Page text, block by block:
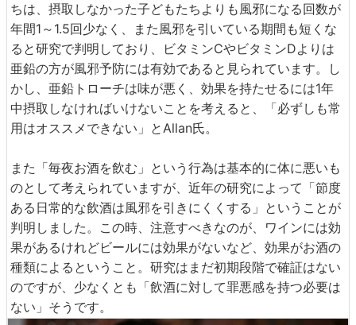
ちは、摂取しなかった子どもたちよりも風邪になる回数が
年間1～1.5回少なく、また風邪を引いている期間も短くな
ると研究で判明しており、ビタミンCやビタミンDよりは
亜鉛の方が風邪予防には有効であると見られています。し
かし、亜鉛トローチは味が悪く、効果を持たせるには1年
中摂取しなければいけないことを考えると、「必ずしも常
用はオススメできない」とAllan氏。
また「毎夜お酒を飲む」という行為は基本的に体に悪いも
のとして考えられていますが、近年の研究によって「節度
ある日常的な飲酒は風邪を引きにくくする」ということが
判明しました。この時、注意すべきなのが、ワインには効
果があるけれどビールには効果がないなど、効果がお酒の
種類によるということ。研究はまだ初期段階で確証はない
のですが、少なくとも「飲酒に対して罪悪感を持つ必要は
ない」そうです。